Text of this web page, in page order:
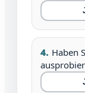
4. Haben